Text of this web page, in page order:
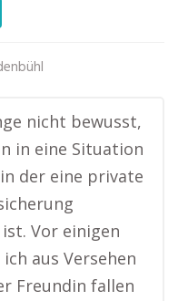
nicht bewusst,
in eine Situation
der eine private
Vor einigen
aus Versehen
Freundin fallen